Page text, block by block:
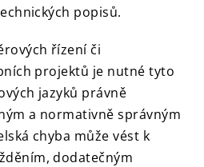
popisů.
řízení či
projektů je nutné tyto
jazyků právně
a normativně správným
chyba může vést k
dodatečným